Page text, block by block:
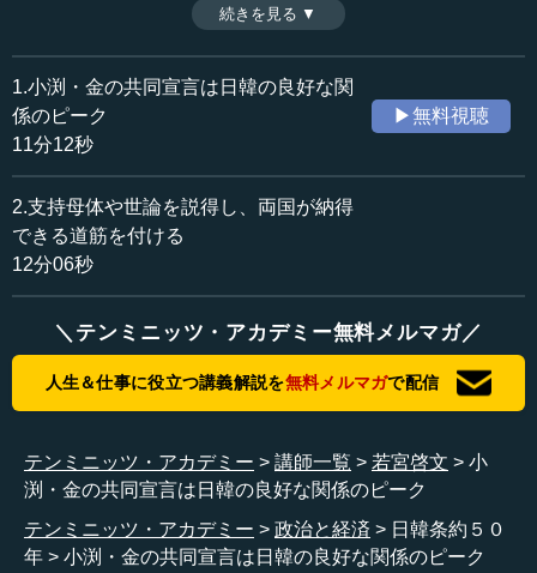
収録日：2015年1月29日
追加日：2015年6月18日
カテゴリー：
政治
外交
≪全文≫
●戦後２０年間国交がなかった日韓
―― 若宮さんは、朝日新聞の中で初めて韓国に留学さ
論までされるという、日本の知識人の中では例外的な人だ
と思います。しかも、軍事政権から始まって、日韓関係を
ずっと長い間見守られ、若宮さんほど文脈を見てこられた
人はいないと思うのです。ちょうど今年は日韓条約５０年
す。
若宮 今、過分なお言葉をいただきましたが、私が初めて
韓国に行ったのは１９７９年で、朴正煕政権時代の最後で
続きを見る ▼
1.小渕・金の共同宣言は日韓の良好な関
係のピーク
11分12秒
▶無料視聴
2.支持母体や世論を説得し、両国が納得
できる道筋を付ける
12分06秒
＼テンミニッツ・アカデミー無料メルマガ／
人生＆仕事に役立つ講義解説を無料メルマガで配信
テンミニッツ・アカデミー 講師一覧 若宮啓文
小
渕・金の共同宣言は日韓の良好な関係のピーク
テンミニッツ・アカデミー
政治と経済
日韓条約５０
年
小渕・金の共同宣言は日韓の良好な関係のピーク